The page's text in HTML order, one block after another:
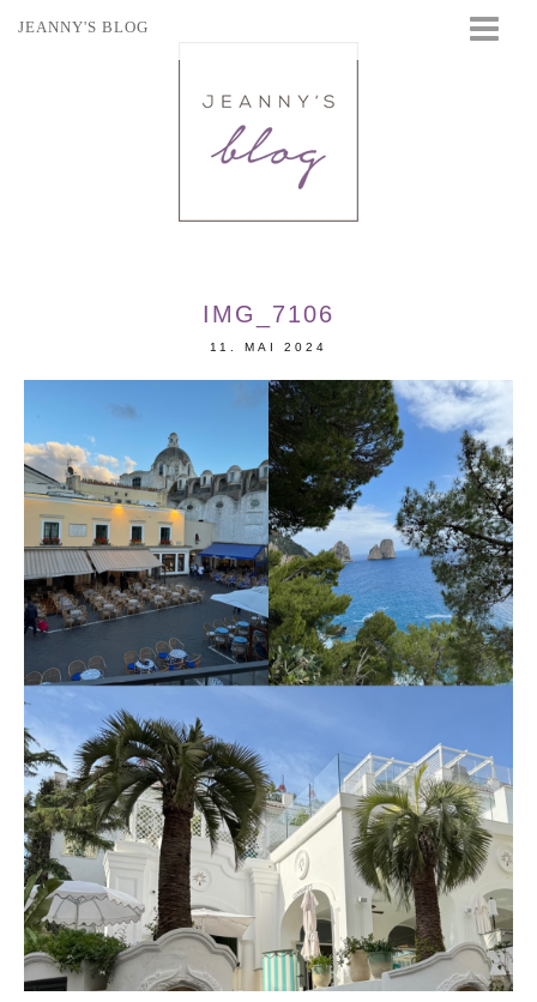
JEANNY'S BLOG
IMG_7106
11. MAI 2024